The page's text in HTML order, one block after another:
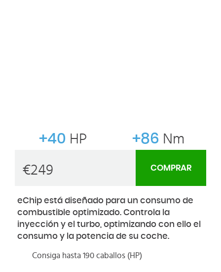
+40 HP +86 Nm
€249 COMPRAR
eChip está diseñado para un consumo de
combustible optimizado. Controla la
inyección y el turbo, optimizando con ello el
consumo y la potencia de su coche.
Consiga hasta 190 caballos (HP)